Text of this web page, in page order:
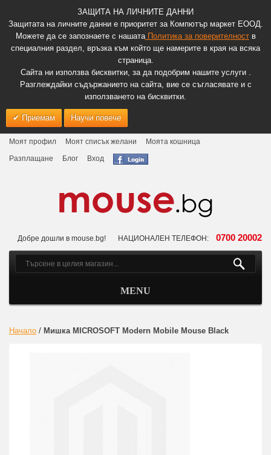
ЗАЩИТА НА ЛИЧНИТЕ ДАННИ
Защитата на личните данни е приоритет за Компютър маркет ЕООД.
Можете да се запознаете с нашатаПолитика за поверителноств
специалния раздел, връзка към който ще намерите в края на всяка
страница.
Сайта ни използва бисквитки, за да подобрим нашите услуги .
Разглеждайки съдържанието на сайта, вие се съгласявате и с
използването на бисквитки.
Приемам Научи повече
Моят профил Моят списък желани
Моята кошница
Разплащане
Блог Вход
Добре дошли в mouse.bg! НАЦИОНАЛЕН ТЕЛЕФОН: 0700 20002
MENU
Начало / Мишка MICROSOFT Modern Mobile Mouse Black